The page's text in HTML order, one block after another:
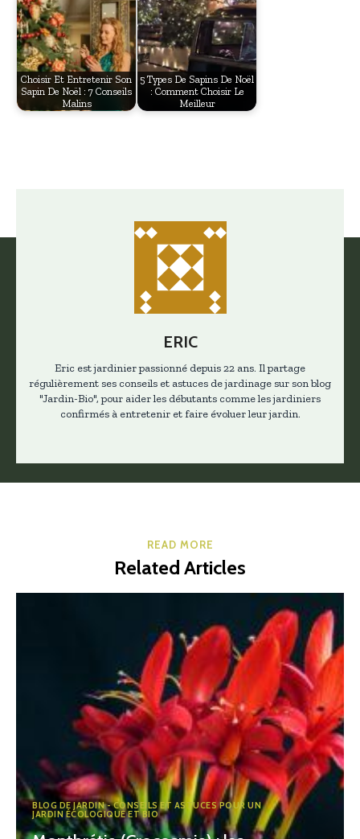
Choisir Et Entretenir Son
Sapin De Noël : 7 Conseils
Malins
5 Types De Sapins De Noël
: Comment Choisir Le
Meilleur
ERIC
Eric est jardinier passionné depuis 22 ans. Il partage
régulièrement ses conseils et astuces de jardinage sur son blog
"Jardin-Bio", pour aider les débutants comme les jardiniers
confirmés à entretenir et faire évoluer leur jardin.
READ MORE
Related Articles
BLOG DE JARDIN - CONSEILS ET ASTUCES POUR UN
JARDIN ÉCOLOGIQUE ET BIO